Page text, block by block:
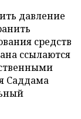
давление
средств
ссылаются
Саддама